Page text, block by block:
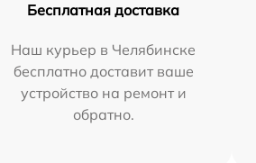
Бесплатная доставка
Наш курьер в Челябинске
бесплатно доставит ваше
устройство на ремонт и
обратно.